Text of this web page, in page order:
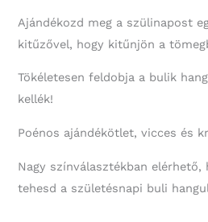
Ajándékozd meg a szülinapost
kitűzővel, hogy kitűnjön a
Tökéletesen feldobja a bulik
kellék!
Poénos ajándékötlet, vicces és
Nagy színválasztékban elérhető,
tehesd a születésnapi buli